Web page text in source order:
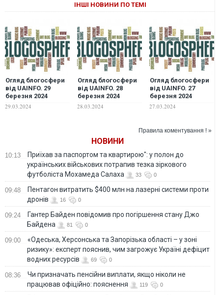
ІНШІ НОВИНИ ПО ТЕМІ
Огляд блогосфери
від UAINFO. 29
березня 2024
29.03.2024
Огляд блогосфери
від UAINFO. 28
березня 2024
28.03.2024
Огляд блогосфери
від UAINFO. 27
березня 2024
27.03.2024
Правила коментування ! »
НОВИНИ
10:13
Приїхав за паспортом та квартирою": у полон до
українських військових потрапив тезка зіркового
футболіста Мохамеда Салаха
33 0
09:48
Пентагон витратить $400 млн на лазерні системи проти
дронів
16 0
09:24
Гантер Байден повідомив про погіршення стану Джо
Байдена
81 0
09:00
«Одеська, Херсонська та Запорізька області – у зоні
ризику»: експерт пояснив, чим загрожує Україні дефіцит
водних ресурсів
69 0
08:36
Чи призначать пенсійни виплати, якщо ніколи не
працював офіційно: пояснення
119 0